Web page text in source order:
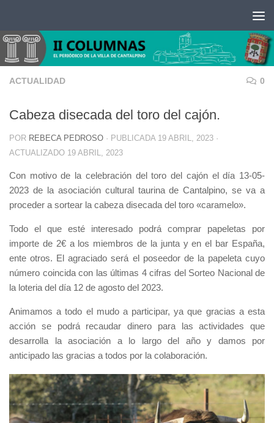
ACTUALIDAD 0
Cabeza disecada del toro del cajón.
POR REBECA PEDROSO · PUBLICADA 19 ABRIL, 2023 ·
ACTUALIZADO 19 ABRIL, 2023
Con motivo de la celebración del toro del cajón el día 13-05-
2023 de la asociación cultural taurina de Cantalpino, se va a
proceder a sortear la cabeza disecada del toro «caramelo».
Todo el que esté interesado podrá comprar papeletas por
importe de 2€ a los miembros de la junta y en el bar España,
ente otros. El agraciado será el poseedor de la papeleta cuyo
número coincida con las últimas 4 cifras del Sorteo Nacional de
la loteria del día 12 de agosto del 2023.
Animamos a todo el mudo a participar, ya que gracias a esta
acción se podrá recaudar dinero para las actividades que
desarrolla la asociación a lo largo del año y damos por
anticipado las gracias a todos por la colaboración.